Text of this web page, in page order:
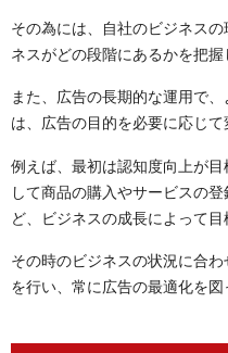
その為には、自社のビジネスの
ネスがどの段階にあるかを把握
また、広告の長期的な運用で
は、広告の目的を必要に応じて
例えば、最初は認知度向上が
して商品の購入やサービスの
ど、ビジネスの成長によって目
その時のビジネスの状況に合
を行い、常に広告の最適化を図